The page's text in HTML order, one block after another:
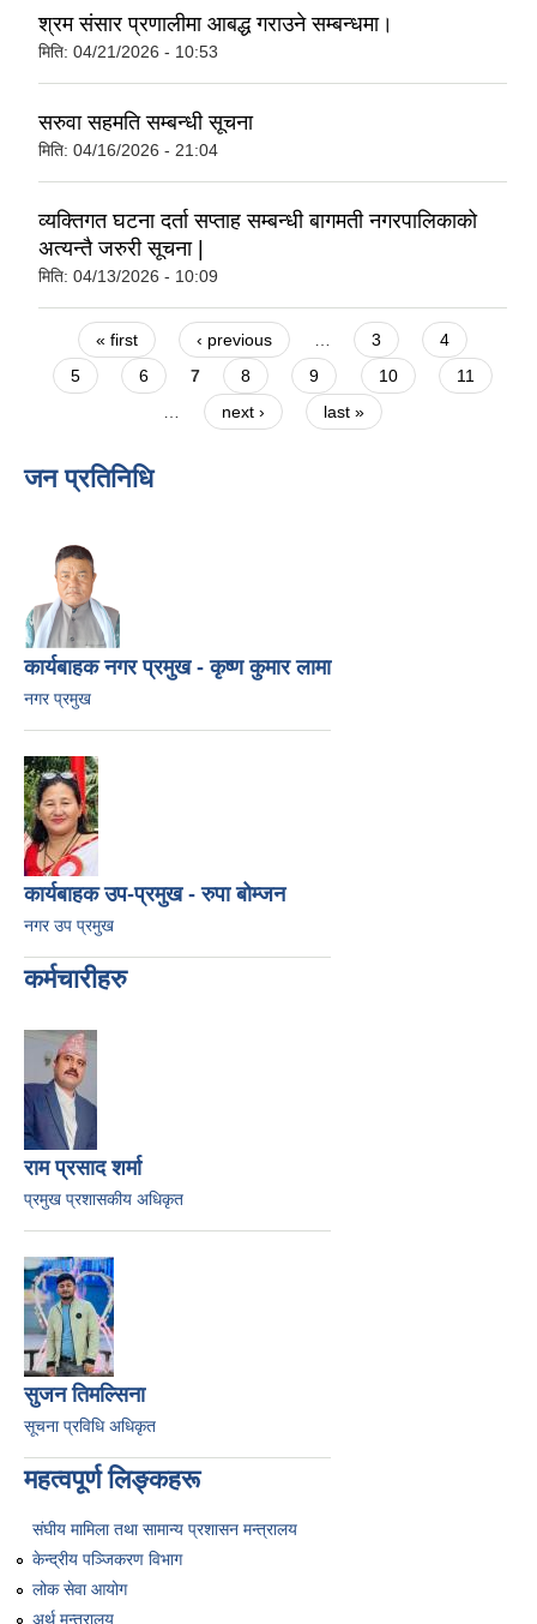
श्रम संसार प्रणालीमा आबद्ध गराउने सम्बन्धमा।
मिति: 04/21/2026 - 10:53
सरुवा सहमति सम्बन्धी सूचना
मिति: 04/16/2026 - 21:04
व्यक्तिगत घटना दर्ता सप्ताह सम्बन्धी बागमती नगरपालिकाको
अत्यन्तै जरुरी सूचना |
मिति: 04/13/2026 - 10:09
Pages
« first ‹ previous 3
4
5
6 7 8 9 10
11
next › last »
जन प्रतिनिधि
कार्यबाहक नगर प्रमुख - कृष्ण कुमार लामा
नगर प्रमुख
कार्यबाहक उप-प्रमुख - रुपा बोम्जन
नगर उप प्रमुख
कर्मचारीहरु
राम प्रसाद शर्मा
प्रमुख प्रशासकीय अधिकृत
सुजन तिमल्सिना
सूचना प्रविधि अधिकृत
महत्वपूर्ण लिङ्कहरू
संघीय मामिला तथा सामान्य प्रशासन मन्त्रालय
केन्द्रीय पञ्जिकरण विभाग
लोक सेवा आयोग
अर्थ मन्त्रालय